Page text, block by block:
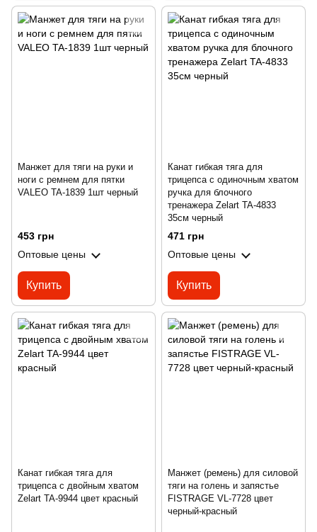
Манжет для тяги на руки и
ноги с ремнем для пятки
VALEO TA-1839 1шт черный
453 грн
Оптовые цены
Купить
Канат гибкая тяга для
трицепса с одиночным хватом
ручка для блочного
тренажера Zelart TA-4833
35см черный
471 грн
Оптовые цены
Купить
Канат гибкая тяга для
трицепса с двойным хватом
Zelart TA-9944 цвет красный
Манжет (ремень) для силовой
тяги на голень и запястье
FISTRAGE VL-7728 цвет
черный-красный